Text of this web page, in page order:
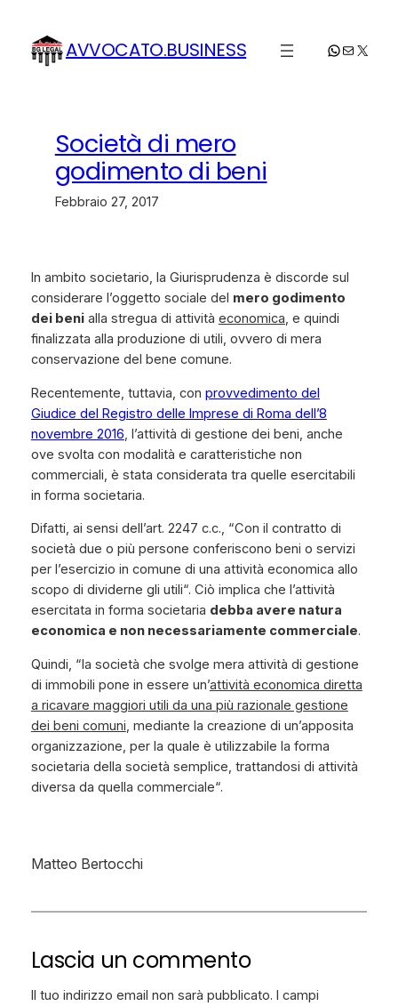
contenutoAVVOCATO.BUSINESS WhatsApp
Email
X
Società di mero
godimento di beni
Febbraio 27, 2017
In ambito societario, la Giurisprudenza è discorde sul
considerare l’oggetto sociale del mero godimento
dei benialla stregua di attività economica, e quindi
finalizzata alla produzione di utili, ovvero di mera
conservazione del bene comune.
Recentemente, tuttavia, con provvedimento del
Giudice del Registro delle Imprese di Roma dell’8
novembre 2016, l’attività di gestione dei beni, anche
ove svolta con modalità e caratteristiche non
commerciali, è stata considerata tra quelle esercitabili
in forma societaria.
Difatti, ai sensi dell’art. 2247 c.c., “Con il contratto di
società due o più persone conferiscono beni o servizi
per l’esercizio in comune di una attività economica allo
scopo di dividerne gli utili“. Ciò implica che l’attività
esercitata in forma societaria debba avere natura
economica e non necessariamente commerciale.
Quindi, “la società che svolge mera attività di gestione
di immobili pone in essere un’attività economica diretta
a ricavare maggiori utili da una più razionale gestione
dei beni comuni, mediante la creazione di un’apposita
organizzazione, per la quale è utilizzabile la forma
societaria della società semplice, trattandosi di attività
diversa da quella commerciale“.
Matteo Bertocchi
Lascia un commento
Il tuo indirizzo email non sarà pubblicato. I campi